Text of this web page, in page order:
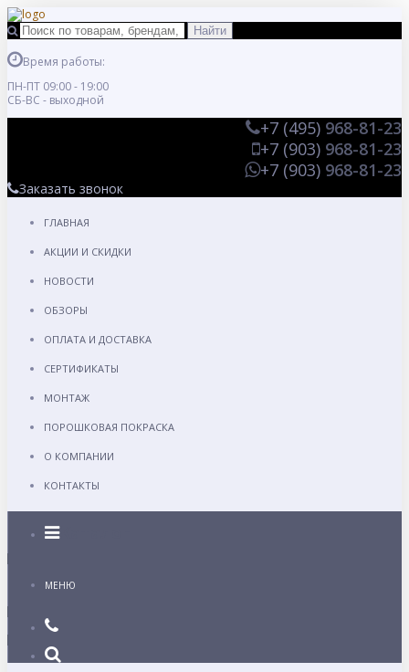
Время работы:
ПН-ПТ 09:00 - 19:00
СБ-ВС - выходной
+7 (495) 968-81-23
+7 (903) 968-81-23
+7 (903) 968-81-23
Заказать звонок
ГЛАВНАЯ
АКЦИИ И СКИДКИ
НОВОСТИ
ОБЗОРЫ
ОПЛАТА И ДОСТАВКА
СЕРТИФИКАТЫ
МОНТАЖ
ПОРОШКОВАЯ ПОКРАСКА
О КОМПАНИИ
КОНТАКТЫ
Каталог
МЕНЮ